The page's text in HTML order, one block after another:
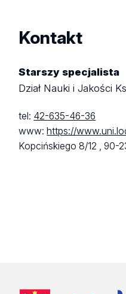
Kontakt
Starszy specjalista
Dział Nauki i Jakości
tel: 42-635-46-36
www: https://
Kopcińskiego 8/12 ,90-